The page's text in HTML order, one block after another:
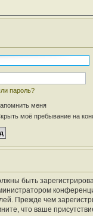
пароль?
меня
моё пребывание на
быть
Прежде чем
что ваше